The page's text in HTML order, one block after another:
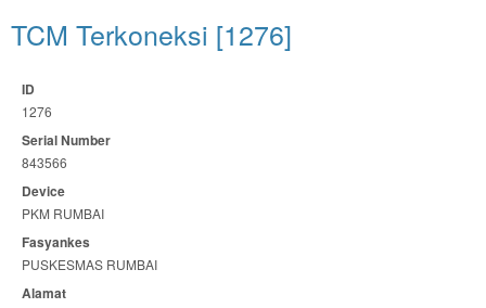
TCM Terkoneksi [1276]
ID
1276
Serial Number
843566
Device
PKM RUMBAI
Fasyankes
PUSKESMAS RUMBAI
Alamat